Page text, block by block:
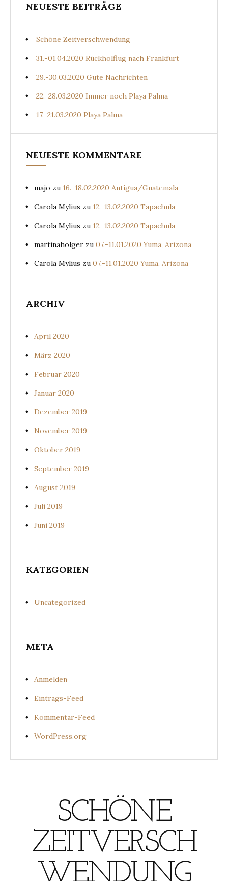
NEUESTE BEITRÄGE
Schöne Zeitverschwendung
31.-01.04.2020 Rückholflug nach Frankfurt
29.-30.03.2020 Gute Nachrichten
22.-28.03.2020 Immer noch Playa Palma
17.-21.03.2020 Playa Palma
NEUESTE KOMMENTARE
majo zu 16.-18.02.2020 Antigua/Guatemala
Carola Mylius zu 12.-13.02.2020 Tapachula
Carola Mylius zu 12.-13.02.2020 Tapachula
martinaholger zu 07.-11.01.2020 Yuma, Arizona
Carola Mylius zu 07.-11.01.2020 Yuma, Arizona
ARCHIV
April 2020
März 2020
Februar 2020
Januar 2020
Dezember 2019
November 2019
Oktober 2019
September 2019
August 2019
Juli 2019
Juni 2019
KATEGORIEN
Uncategorized
META
Anmelden
Eintrags-Feed
Kommentar-Feed
WordPress.org
SCHÖNE
ZEITVERSCH
WENDUNG